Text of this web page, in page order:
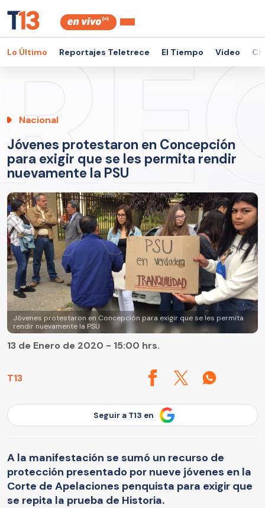
Lo Último Reportajes Teletrece El Tiempo Video
Nacional
Jóvenes protestaron en Concepción
para exigir que se les permita rendir
nuevamente la PSU
Jóvenes protestaron en Concepción para exigir que se les permita
rendir nuevamente la PSU
T13
13 de Enero de 2020 - 15:00 hrs.
Seguir a T13 en
A la manifestación se sumó un recurso de
protección presentado por nueve jóvenes en la
Corte de Apelaciones penquista para exigir que
se repita la prueba de Historia.